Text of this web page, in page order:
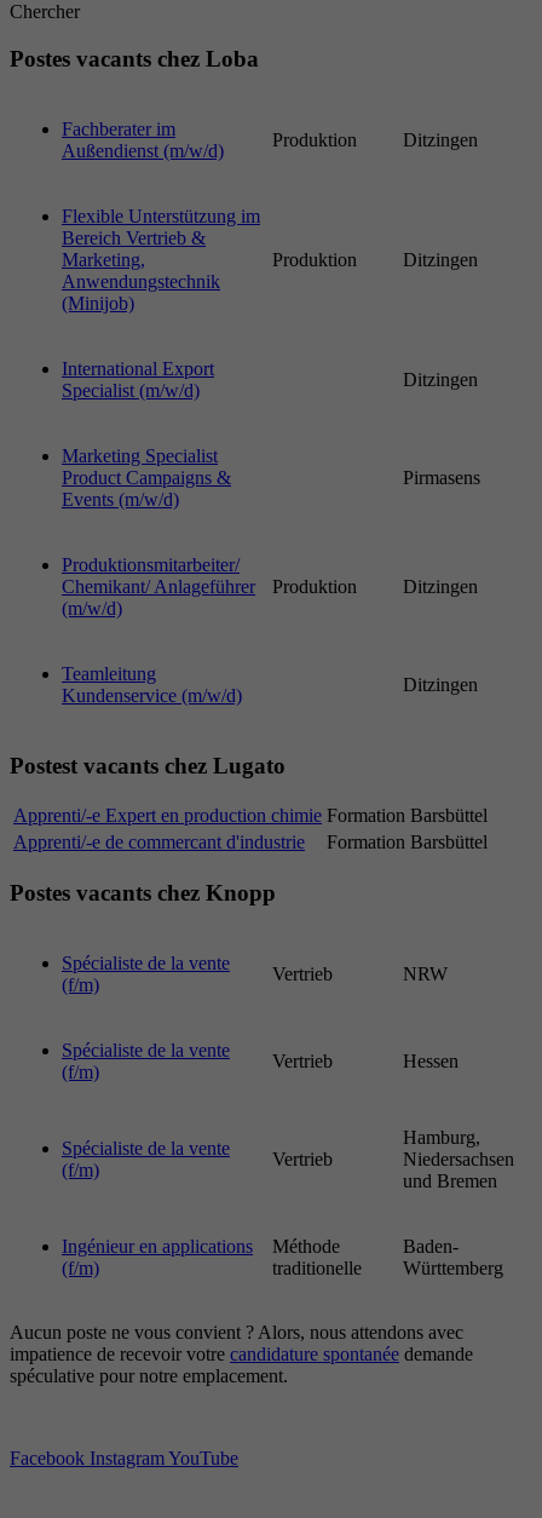
Chercher
Postes vacants chez Loba
Fachberater im
Außendienst (m/w/d)
Produktion Ditzingen
Flexible Unterstützung im
Bereich Vertrieb &
Marketing,
Anwendungstechnik
(Minijob)
Produktion Ditzingen
International Export
Specialist (m/w/d)
Ditzingen
Marketing Specialist
Product Campaigns &
Events (m/w/d)
Pirmasens
Produktionsmitarbeiter/
Chemikant/ Anlageführer
(m/w/d)
Produktion Ditzingen
Teamleitung
Kundenservice (m/w/d)
Ditzingen
Postest vacants chez Lugato
Apprenti/-e Expert en production chimie Formation Barsbüttel
Apprenti/-e de commercant d'industrie
Formation Barsbüttel
Postes vacants chez Knopp
Spécialiste de la vente
(f/m)
Vertrieb NRW
Spécialiste de la vente
(f/m)
Vertrieb Hessen
Spécialiste de la vente
(f/m)
Vertrieb
Hamburg,
Niedersachsen
und Bremen
Ingénieur en applications
(f/m)
Méthode
traditionelle
Baden-
Württemberg
Aucun poste ne vous convient ? Alors, nous attendons avec
impatience de recevoir votre candidature spontanée demande
spéculative pour notre emplacement.
Facebook InstagramYouTube